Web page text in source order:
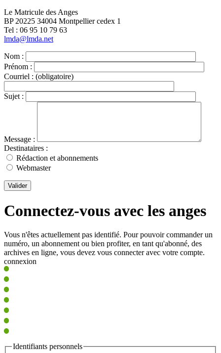
Le Matricule des Anges
BP 20225 34004 Montpellier cedex 1
Tel : ‭06 95 10 79 63
lmda@lmda.net
Nom :
Prénom :
Courriel : (obligatoire)
Sujet :
Message :
Destinataires :
Rédaction et abonnements
Webmaster
Valider
Connectez-vous avec les anges
Vous n'êtes actuellement pas identifié. Pour pouvoir commander un
numéro, un abonnement ou bien profiter, en tant qu'abonné, des
archives en ligne, vous devez vous connecter avec votre compte.
connexion
Identifiants personnels